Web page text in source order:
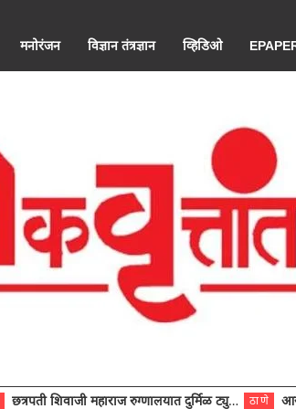
मनोरंजन विज्ञान तंत्रज्ञान व्हिडिओ
छत्रपती शिवाजी महाराज रुग्णालयात दुर्मिळ ट्युमरची यशस्वी शस्त्रक्रिया ठाणे आरोग्य